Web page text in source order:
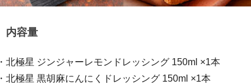
内容量
・北極星 ジンジャーレモンドレッシング 150ml ×1本
・北極星 黒胡麻にんにくドレッシング 150ml ×1本